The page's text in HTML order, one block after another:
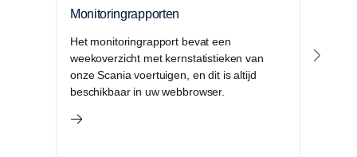
Monitoringrapporten
Het monitoringrapport bevat een
weekoverzicht met kernstatistieken van
onze Scania voertuigen, en dit is altijd
beschikbaar in uw webbrowser.